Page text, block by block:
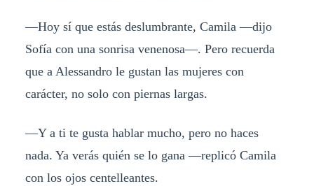
—Hoy sí que estás deslumbrante, Camila —dijo
Sofía con una sonrisa venenosa—. Pero recuerda
que a Alessandro le gustan las mujeres con
carácter, no solo con piernas largas.
—Y a ti te gusta hablar mucho, pero no haces
nada. Ya verás quién se lo gana —replicó Camila
con los ojos centelleantes.